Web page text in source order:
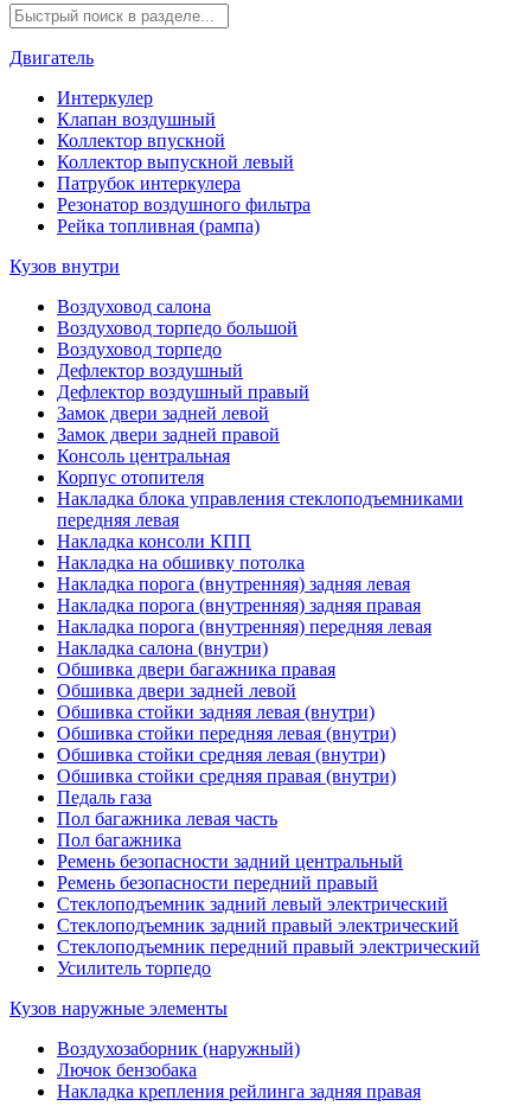
Двигатель
Интеркулер
Клапан воздушный
Коллектор впускной
Коллектор выпускной левый
Патрубок интеркулера
Резонатор воздушного фильтра
Рейка топливная (рампа)
Кузов внутри
Воздуховод салона
Воздуховод торпедо большой
Воздуховод торпедо
Дефлектор воздушный
Дефлектор воздушный правый
Замок двери задней левой
Замок двери задней правой
Консоль центральная
Корпус отопителя
Накладка блока управления стеклоподъемниками
передняя левая
Накладка консоли КПП
Накладка на обшивку потолка
Накладка порога (внутренняя) задняя левая
Накладка порога (внутренняя) задняя правая
Накладка порога (внутренняя) передняя левая
Накладка салона (внутри)
Обшивка двери багажника правая
Обшивка двери задней левой
Обшивка стойки задняя левая (внутри)
Обшивка стойки передняя левая (внутри)
Обшивка стойки средняя левая (внутри)
Обшивка стойки средняя правая (внутри)
Педаль газа
Пол багажника левая часть
Пол багажника
Ремень безопасности задний центральный
Ремень безопасности передний правый
Стеклоподъемник задний левый электрический
Стеклоподъемник задний правый электрический
Стеклоподъемник передний правый электрический
Усилитель торпедо
Кузов наружные элементы
Воздухозаборник (наружный)
Лючок бензобака
Накладка крепления рейлинга задняя правая